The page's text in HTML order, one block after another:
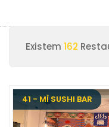
Existem 162
41 - MÌ SUSHI BAR